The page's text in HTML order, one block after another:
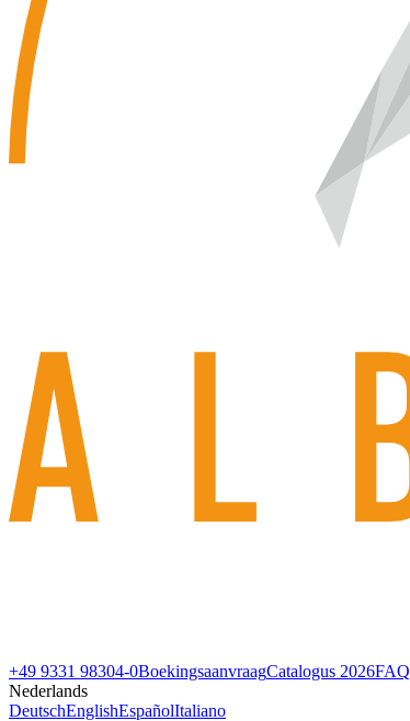
+49 9331 98304-0BoekingsaanvraagCatalogus 2026FAQ
Nederlands
DeutschEnglishEspañolItaliano